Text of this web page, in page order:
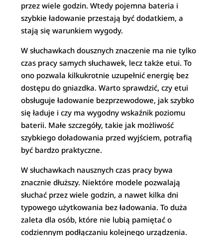
przez wiele godzin. Wtedy pojemna bateria i
szybkie ładowanie przestają być dodatkiem, a
stają się warunkiem wygody.
W słuchawkach dousznych znaczenie ma nie tylko
czas pracy samych słuchawek, lecz także etui. To
ono pozwala kilkukrotnie uzupełnić energię bez
dostępu do gniazdka. Warto sprawdzić, czy etui
obsługuje ładowanie bezprzewodowe, jak szybko
się ładuje i czy ma wygodny wskaźnik poziomu
baterii. Małe szczegóły, takie jak możliwość
szybkiego doładowania przed wyjściem, potrafią
być bardzo praktyczne.
W słuchawkach nausznych czas pracy bywa
znacznie dłuższy. Niektóre modele pozwalają
słuchać przez wiele godzin, a nawet kilka dni
typowego użytkowania bez ładowania. To duża
zaleta dla osób, które nie lubią pamiętać o
codziennym podłączaniu kolejnego urządzenia.